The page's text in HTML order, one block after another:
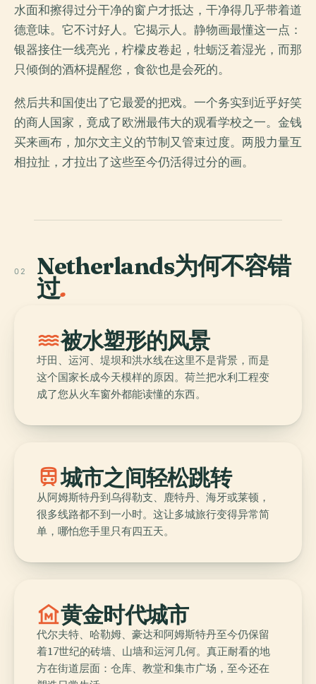
水面和擦得过分干净的窗户才抵达，干净得几乎带着道
德意味。它不讨好人。它揭示人。静物画最懂这一点：
银器接住一线亮光，柠檬皮卷起，牡蛎泛着湿光，而那
只倾倒的酒杯提醒您，食欲也是会死的。
然后共和国使出了它最爱的把戏。一个务实到近乎好笑
的商人国家，竟成了欧洲最伟大的观看学校之一。金钱
买来画布，加尔文主义的节制又管束过度。两股力量互
相拉扯，才拉出了这些至今仍活得过分的画。
02 Netherlands为何不容错
过.
water被水塑形的风景
圩田、运河、堤坝和洪水线在这里不是背景，而是
这个国家长成今天模样的原因。荷兰把水利工程变
成了您从火车窗外都能读懂的东西。
train城市之间轻松跳转
从阿姆斯特丹到乌得勒支、鹿特丹、海牙或莱顿，
很多线路都不到一小时。这让多城旅行变得异常简
单，哪怕您手里只有四五天。
museum黄金时代城市
代尔夫特、哈勒姆、豪达和阿姆斯特丹至今仍保留
着17世纪的砖墙、山墙和运河几何。真正耐看的地
方在街道层面：仓库、教堂和集市广场，至今还在